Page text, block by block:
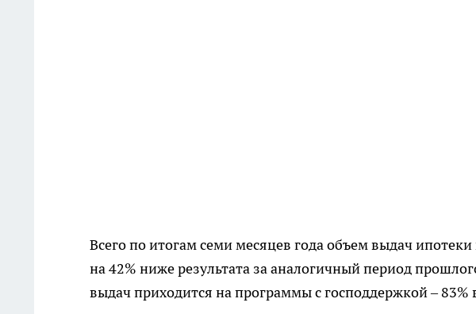
Всего по итогам семи месяцев года объем выдач
на 42% ниже результата за аналогичный период
выдач приходится на программы с господдержкой – 83%